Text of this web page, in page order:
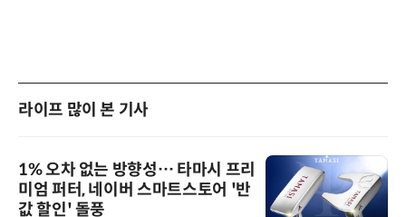
라이프 많이 본 기사
1% 오차 없는 방향성… 타마시 프리
미엄 퍼터, 네이버 스마트스토어 '반
값 할인' 돌풍